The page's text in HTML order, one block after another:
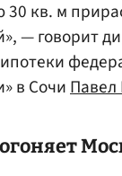
кв. м
— говорит
в Сочи